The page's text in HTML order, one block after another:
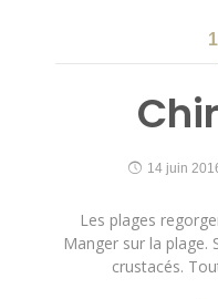
14 juin
Les plages
Manger sur la plage.
crustacés.